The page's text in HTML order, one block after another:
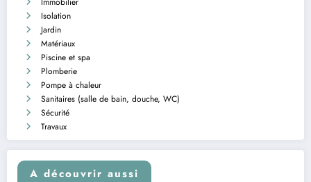
Isolation
Jardin
Matériaux
Piscine et spa
Plomberie
Pompe à chaleur
Sanitaires (salle de bain, douche, WC)
Sécurité
Travaux
A découvrir aussi